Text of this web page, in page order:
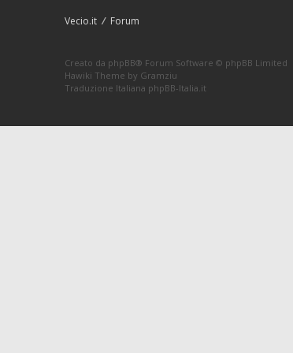
Vecio.it Forum
Creato da phpBB® Forum Software © phpBB Limited
Hawiki Theme by Gramziu
Traduzione Italiana phpBB-Italia.it